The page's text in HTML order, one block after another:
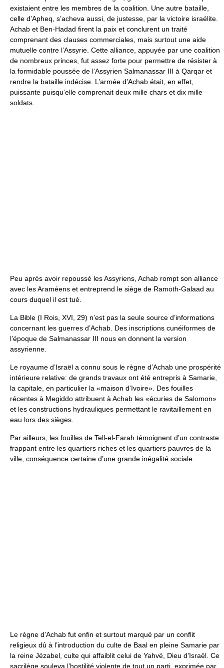
existaient entre les membres de la coalition. Une autre bataille,
celle d’Apheq, s’acheva aussi, de justesse, par la victoire israélite.
Achab et Ben-Hadad firent la paix et conclurent un traité
comprenant des clauses commerciales, mais surtout une aide
mutuelle contre l’Assyrie. Cette alliance, appuyée par une coalition
de nombreux princes, fut assez forte pour permettre de résister à
la formidable poussée de l’Assyrien Salmanassar III à Qarqar et
rendre la bataille indécise. L’armée d’Achab était, en effet,
puissante puisqu’elle comprenait deux mille chars et dix mille
soldats.
Peu après avoir repoussé les Assyriens, Achab rompt son alliance
avec les Araméens et entreprend le siège de Ramoth-Galaad au
cours duquel il est tué.
La Bible (I Rois, XVI, 29) n’est pas la seule source d’informations
concernant les guerres d’Achab. Des inscriptions cunéiformes de
l’époque de Salmanassar III nous en donnent la version
assyrienne.
Le royaume d’Israël a connu sous le règne d’Achab une prospérité
intérieure relative: de grands travaux ont été entrepris à Samarie,
la capitale, en particulier la «maison d’Ivoire». Des fouilles
récentes à Megiddo attribuent à Achab les «écuries de Salomon»
et les constructions hydrauliques permettant le ravitaillement en
eau lors des sièges.
Par ailleurs, les fouilles de Tell-el-Farah témoignent d’un contraste
frappant entre les quartiers riches et les quartiers pauvres de la
ville, conséquence certaine d’une grande inégalité sociale.
Le règne d’Achab fut enfin et surtout marqué par un conflit
religieux dû à l’introduction du culte de Baal en pleine Samarie par
la reine Jézabel, culte qui affaiblit celui de Yahvé, Dieu d’Israël. Ce
sacrilège souleva l’hostilité violente de tout un parti, exprimée par